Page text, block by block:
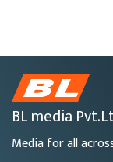
BL media
Media for all